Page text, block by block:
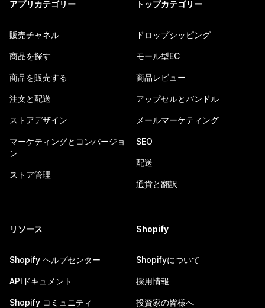
アプリカテゴリー
販売チャネル
商品を探す
商品を販売する
注文と配送
ストアデザイン
マーケティングとコンバージョ
ン
ストア管理
トップカテゴリー
ドロップシッピング
モール型EC
商品レビュー
アップセルとバンドル
メールマーケティング
SEO
配送
通貨と翻訳
リソース
Shopify ヘルプセンター
APIドキュメント
Shopify コミュニティ
Shopify
Shopifyについて
採用情報
投資家の皆様へ